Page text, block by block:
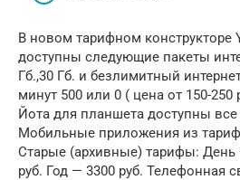
В новом тарифном конструкторе
доступны следующие пакеты
Гб.,30 Гб. и безлимитный
минут 500 или 0 ( цена от 150-250
Йота для планшета доступны
Мобильные приложения из
Старые (архивные) тарифы:
руб. Год — 3300 руб. Телефонная